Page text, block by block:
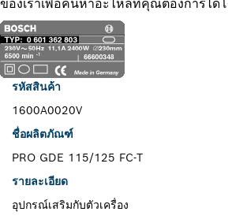
รหัสสินค้า
1600A0020V
ชื่อผลิตภัณฑ์
PRO GDE 115/125 FC-T
รายละเอียด
อุปกรณ์เสริมกับตัวเครื่อง